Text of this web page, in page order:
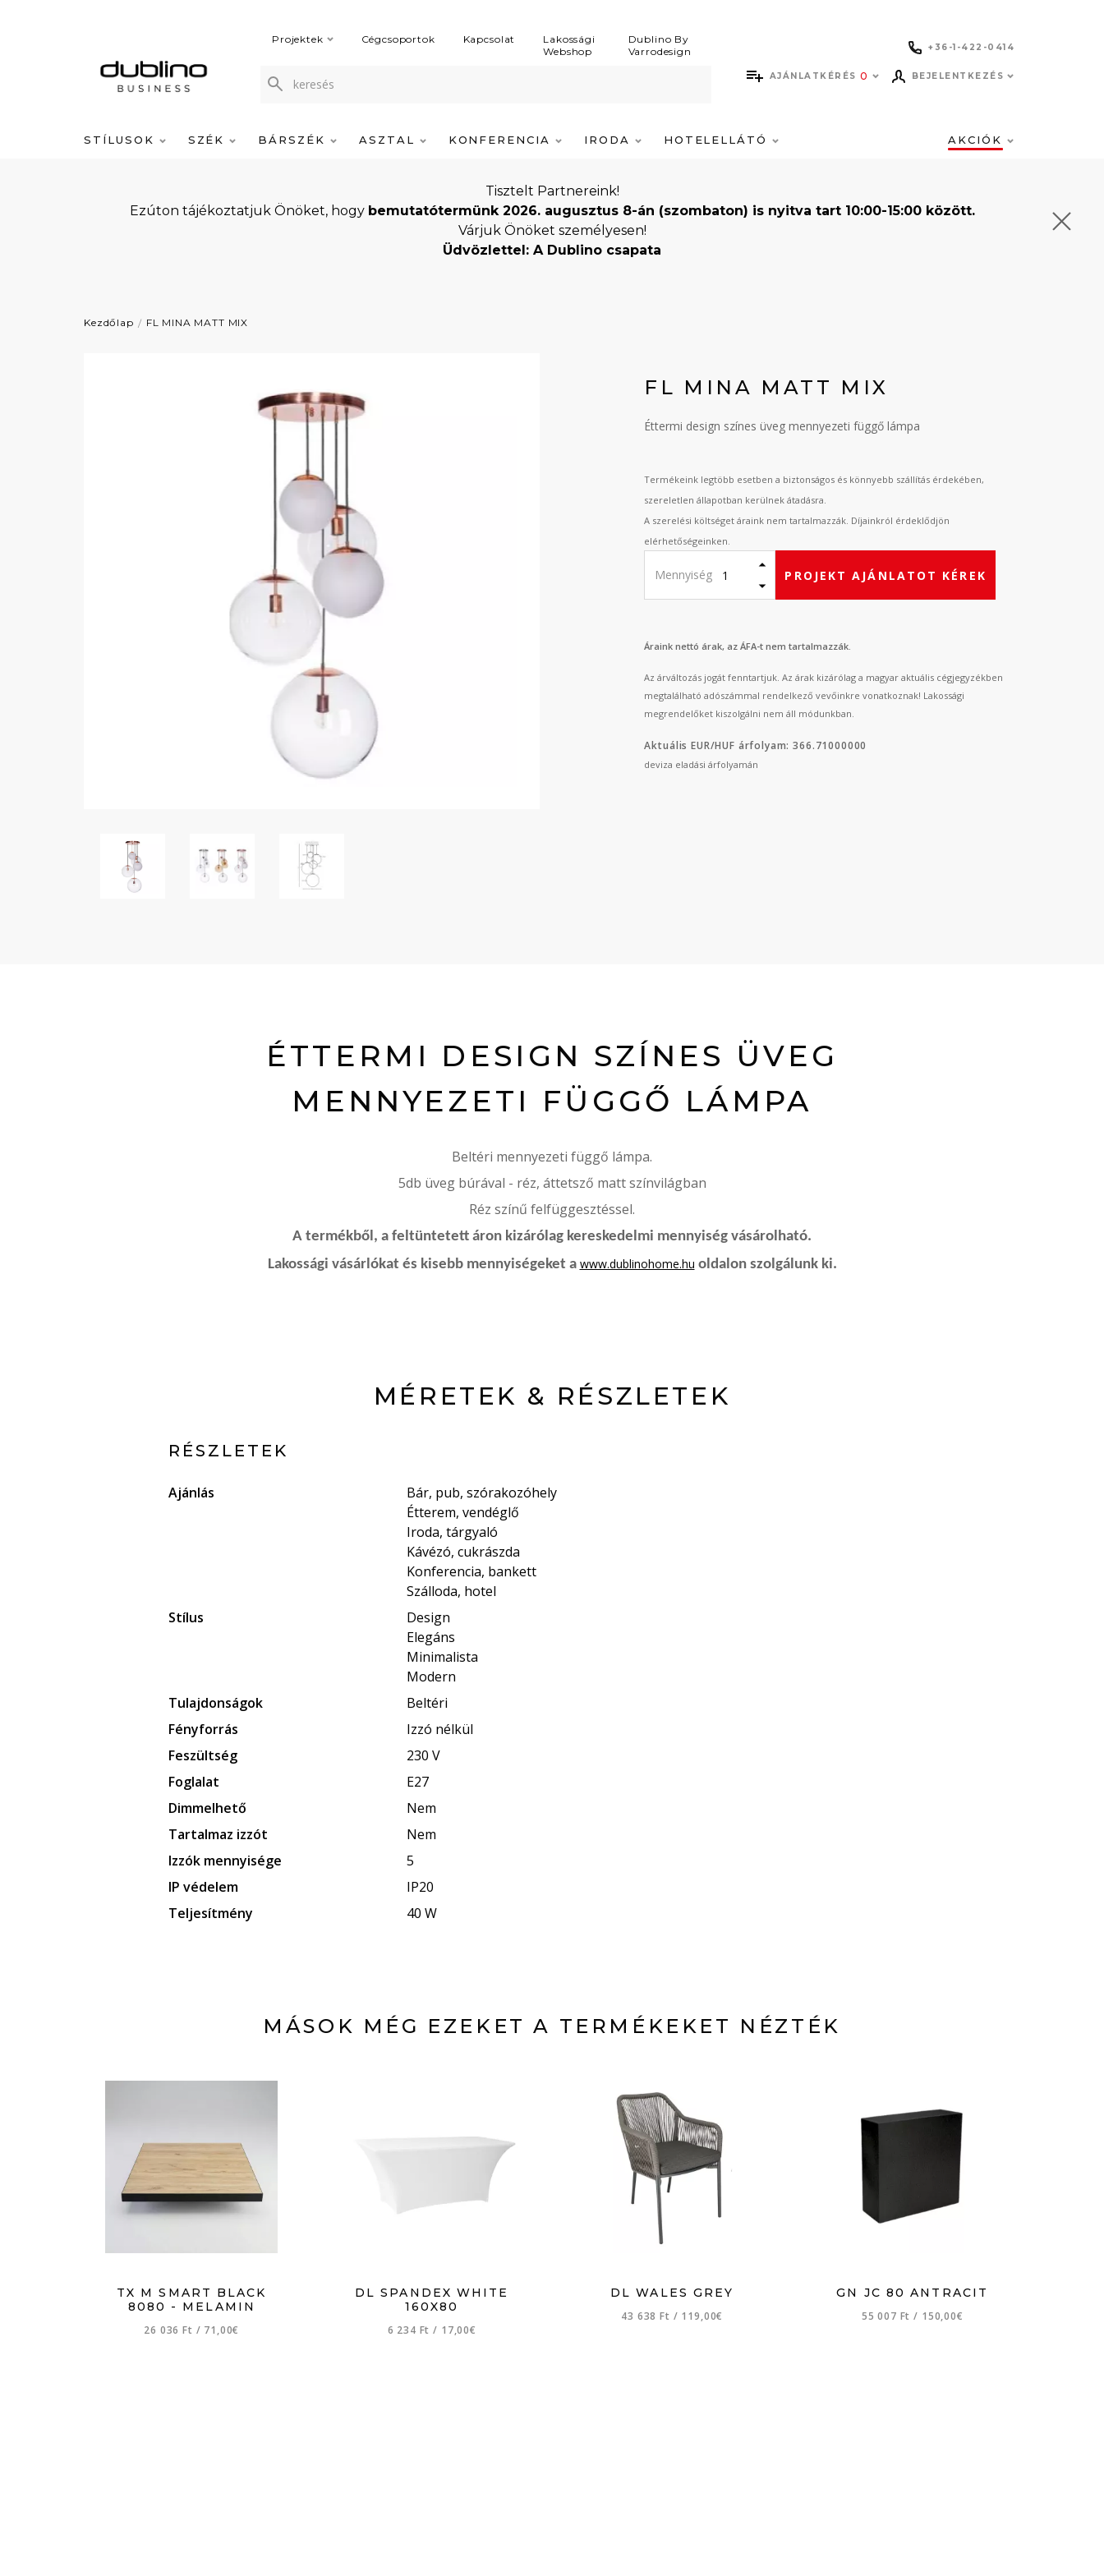
Projektek Cégcsoportok Kapcsolat
Lakossági
Webshop
Dublino By
Varrodesign
+36-1-422-0414
AJÁNLATKÉRÉS 0 BEJELENTKEZÉS
STÍLUSOK SZÉK BÁRSZÉK ASZTAL KONFERENCIA IRODA HOTELELLÁTÓ AKCIÓK
Tisztelt Partnereink!
Ezúton tájékoztatjuk Önöket, hogy bemutatótermünk 2026. augusztus 8-án (szombaton) is nyitva tart 10:00-15:00 között.
Várjuk Önöket személyesen!
Üdvözlettel: A Dublino csapata
Kezdőlap FL MINA MATT MIX
FL MINA MATT MIX
Éttermi design színes üveg mennyezeti függő lámpa
Termékeink legtöbb esetben a biztonságos és könnyebb szállítás érdekében,
szereletlen állapotban kerülnek átadásra.
A szerelési költséget áraink nem tartalmazzák. Díjainkról érdeklődjön
elérhetőségeinken.
Mennyiség PROJEKT AJÁNLATOT KÉREK
Áraink nettó árak, az ÁFA-t nem tartalmazzák.
Az árváltozás jogát fenntartjuk. Az árak kizárólag a magyar aktuális cégjegyzékben
megtalálható adószámmal rendelkező vevőinkre vonatkoznak! Lakossági
megrendelőket kiszolgálni nem áll módunkban.
Aktuális EUR/HUF árfolyam: 366.71000000
deviza eladási árfolyamán
ÉTTERMI DESIGN SZÍNES ÜVEG
MENNYEZETI FÜGGŐ LÁMPA
Beltéri mennyezeti függő lámpa.
5db üveg búrával - réz, áttetsző matt színvilágban
Réz színű felfüggesztéssel.
A termékből, a feltüntetett áron kizárólag kereskedelmi mennyiség vásárolható.
Lakossági vásárlókat és kisebb mennyiségeket a www.dublinohome.hu oldalon szolgálunk ki.
MÉRETEK & RÉSZLETEK
RÉSZLETEK
Ajánlás
Bár, pub, szórakozóhely
Étterem, vendéglő
Iroda, tárgyaló
Kávézó, cukrászda
Konferencia, bankett
Szálloda, hotel
Stílus
Design
Elegáns
Minimalista
Modern
Tulajdonságok
Beltéri
Fényforrás
Izzó nélkül
Feszültség
230 V
Foglalat
E27
Dimmelhető
Nem
Tartalmaz izzót
Nem
Izzók mennyisége
5
IP védelem
IP20
Teljesítmény
40 W
MÁSOK MÉG EZEKET A TERMÉKEKET NÉZTÉK
TX M SMART BLACK
8080 - MELAMIN
26 036 Ft / 71,00€
DL SPANDEX WHITE
160X80
6 234 Ft/ 17,00€
DL WALES GREY
43 638 Ft / 119,00€
GN JC 80 ANTRACIT
55 007 Ft/ 150,00€